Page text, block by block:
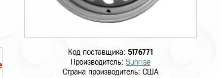
Код поставщика: 5176771
Производитель: Sunrise
Страна производитель: США